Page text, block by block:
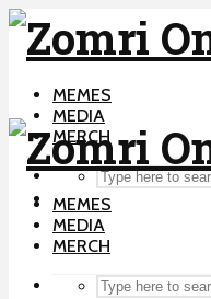
MEMES
MEDIA
MERCH
MEMES
MEDIA
MERCH